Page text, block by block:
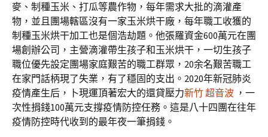
麥、制種玉米、打瓜等農作物，每年需求大批的滴灌產
物，並且團場轄區沒有一家玉米烘干廠，每年職工收獲的
制種玉米烘干加工也是個浩劫題。他張羅資金600萬元在團
場創辦公司，主營滴灌帶生孩子和玉米烘干，一切生孩子
職位優先設定團場家庭艱苦的職工群眾，20余名艱苦職工
在家門話柄現了失業，有了穩固的支出。2020年新冠肺炎
疫情產生后，卜現運頂著宏大的還貸壓力新竹 超音波 ，一
次性捐錢100萬元支撐疫情防控任務。這是八十四團在往年
疫情防控時代收到的最年夜一筆捐錢。